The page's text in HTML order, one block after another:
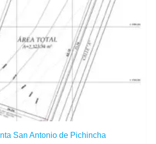
San Antonio de Pichincha